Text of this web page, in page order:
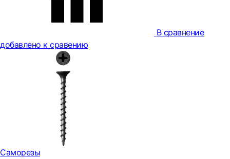
В сравнение
добавлено к сравению
Саморезы